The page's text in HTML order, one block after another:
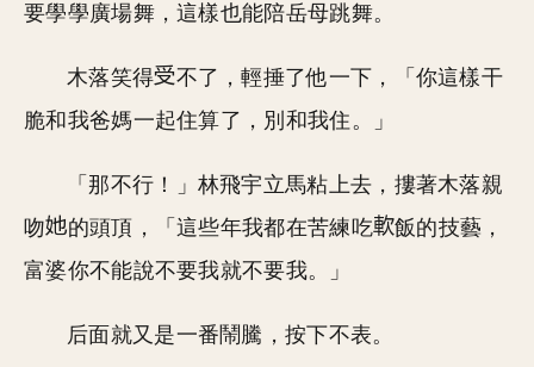
要學學廣場舞，這樣也能陪岳母跳舞。
木落笑得
不了，輕捶了他一下，「你這樣干
脆和我爸媽一起住算了，別和我住。」
「那不行！」林飛宇立馬粘上去，摟著木落親
吻
的頭頂，「這些年我都在苦練吃
飯的技藝，
富婆你不能說不要我就不要我。」
后面就又是一番鬧騰，按下不表。